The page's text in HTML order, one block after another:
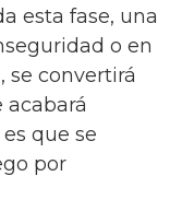
esta fase, una
o en
se convertirá
que se
por